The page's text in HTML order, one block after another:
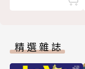
精選雜誌